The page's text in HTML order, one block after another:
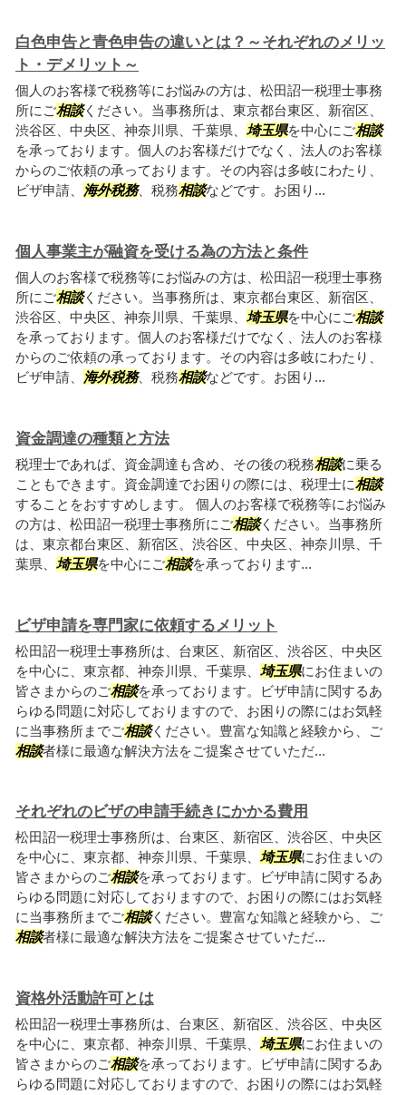
白色申告と青色申告の違いとは？～それぞれのメリッ
ト・デメリット～
個人のお客様で税務等にお悩みの方は、松田詔一税理士事務
所にご相談ください。当事務所は、東京都台東区、新宿区、
渋谷区、中央区、神奈川県、千葉県、 埼玉県を中心にご相談
を承っております。個人のお客様だけでなく、法人のお客様
からのご依頼の承っております。その内容は多岐にわたり、
ビザ申請、 海外税務、税務相談などです。お困り...
個人事業主が融資を受ける為の方法と条件
個人のお客様で税務等にお悩みの方は、松田詔一税理士事務
所にご相談ください。当事務所は、東京都台東区、新宿区、
渋谷区、中央区、神奈川県、千葉県、 埼玉県を中心にご相談
を承っております。個人のお客様だけでなく、法人のお客様
からのご依頼の承っております。その内容は多岐にわたり、
ビザ申請、 海外税務、税務相談などです。お困り...
資金調達の種類と方法
税理士であれば、資金調達も含め、その後の税務相談に乗る
こともできます。資金調達でお困りの際には、税理士に相談
することをおすすめします。 個人のお客様で税務等にお悩み
の方は、松田詔一税理士事務所にご相談ください。当事務所
は、東京都台東区、新宿区、渋谷区、中央区、神奈川県、千
葉県、 埼玉県を中心にご相談を承っております...
ビザ申請を専門家に依頼するメリット
松田詔一税理士事務所は、台東区、新宿区、渋谷区、中央区
を中心に、東京都、神奈川県、千葉県、 埼玉県にお住まいの
皆さまからのご相談を承っております。ビザ申請に関するあ
らゆる問題に対応しておりますので、お困りの際にはお気軽
に当事務所までご相談ください。豊富な知識と経験から、ご
相談者様に最適な解決方法をご提案させていただ...
それぞれのビザの申請手続きにかかる費用
松田詔一税理士事務所は、台東区、新宿区、渋谷区、中央区
を中心に、東京都、神奈川県、千葉県、 埼玉県にお住まいの
皆さまからのご相談を承っております。ビザ申請に関するあ
らゆる問題に対応しておりますので、お困りの際にはお気軽
に当事務所までご相談ください。豊富な知識と経験から、ご
相談者様に最適な解決方法をご提案させていただ...
資格外活動許可とは
松田詔一税理士事務所は、台東区、新宿区、渋谷区、中央区
を中心に、東京都、神奈川県、千葉県、 埼玉県にお住まいの
皆さまからのご相談を承っております。ビザ申請に関するあ
らゆる問題に対応しておりますので、お困りの際にはお気軽